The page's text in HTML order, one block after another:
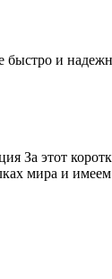
быстро и
За этот
мира и